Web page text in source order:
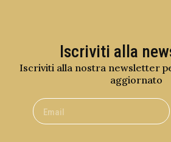
Iscriviti alla
Iscriviti alla nostra newsletter
aggiornato